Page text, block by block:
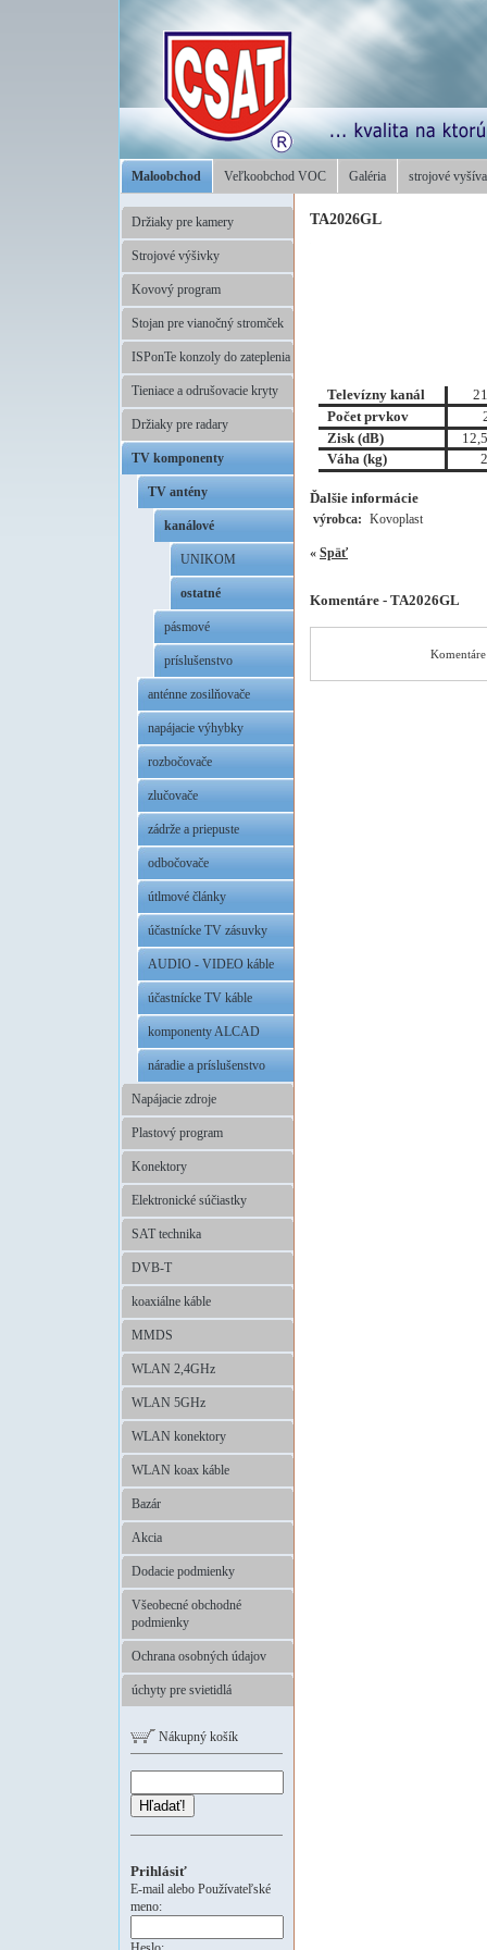
Maloobchod Veľkoobchod VOC Galéria strojové
Držiaky pre kamery
Strojové výšivky
Kovový program
Stojan pre vianočný stromček
ISPonTe konzoly do zateplenia
Tieniace a odrušovacie kryty
Držiaky pre radary
TV komponenty
TV antény
kanálové
UNIKOM
ostatné
pásmové
príslušenstvo
anténne zosilňovače
napájacie výhybky
rozbočovače
zlučovače
zádrže a priepuste
odbočovače
útlmové články
účastnícke TV zásuvky
AUDIO - VIDEO káble
účastnícke TV káble
komponenty ALCAD
náradie a príslušenstvo
Napájacie zdroje
Plastový program
Konektory
Elektronické súčiastky
SAT technika
DVB-T
koaxiálne káble
MMDS
WLAN 2,4GHz
WLAN 5GHz
WLAN konektory
WLAN koax káble
Bazár
Akcia
Dodacie podmienky
Všeobecné obchodné
podmienky
Ochrana osobných údajov
úchyty pre svietidlá
Nákupný košík
Hľadať!
Prihlásiť
E-mail alebo Používateľské
meno:
TA2026GL
Televízny kanál
Počet prvkov
Zisk (dB)
Váha (kg)
Ďalšie informácie
výrobca: Kovoplast
« Späť
Komentáre - TA2026GL